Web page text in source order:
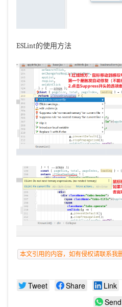
ESLint的使用方法
本文引用的内容，如有侵权请联系我
Tweet Share Link
Send